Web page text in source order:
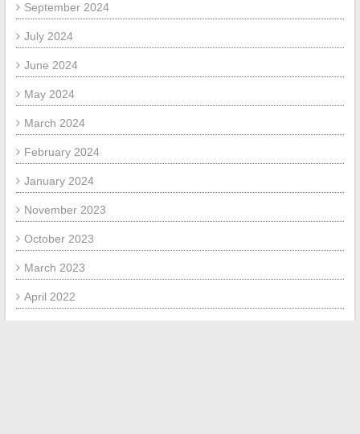
September 2024
July 2024
June 2024
May 2024
March 2024
February 2024
January 2024
November 2023
October 2023
March 2023
April 2022